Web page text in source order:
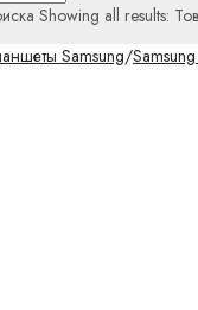
Showing all results:
Samsung/